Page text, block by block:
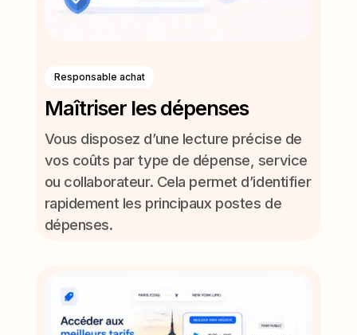
Responsable achat
Maîtriser les dépenses
Vous disposez d’une lecture précise de
vos coûts par type de dépense, service
ou collaborateur. Cela permet d’identifier
rapidement les principaux postes de
dépenses.